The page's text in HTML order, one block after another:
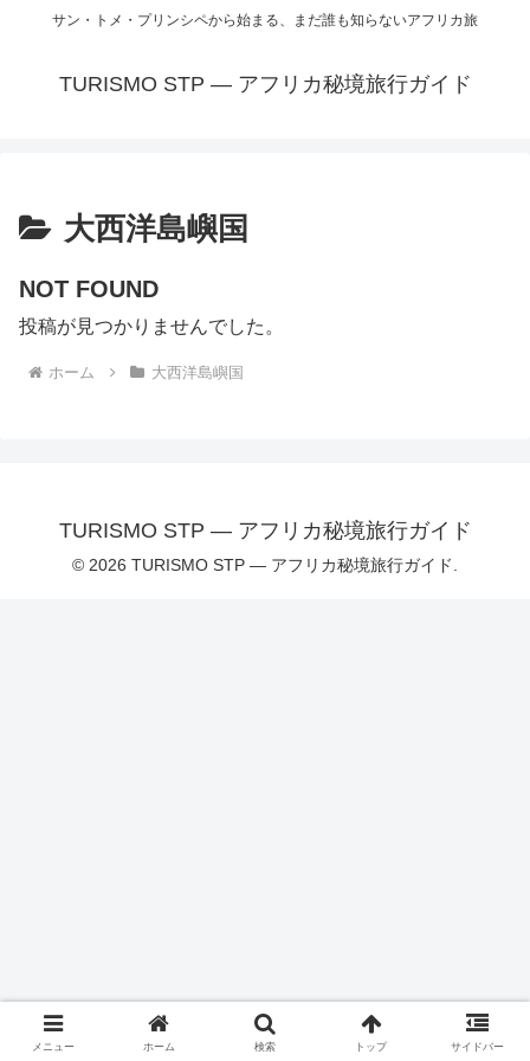
サン・トメ・プリンシペから始まる、まだ誰も知らないアフリカ旅
TURISMO STP — アフリカ秘境旅行ガイド
大西洋島嶼国
NOT FOUND
投稿が見つかりませんでした。
ホーム 大西洋島嶼国
TURISMO STP — アフリカ秘境旅行ガイド
© 2026 TURISMO STP — アフリカ秘境旅行ガイド.
メニュー ホーム 検索 トップ サイドバー